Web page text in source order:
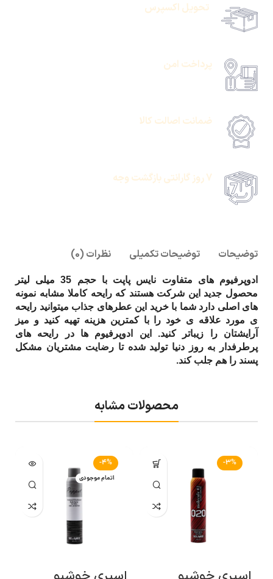
تحویل اکسپرس
پرداخت امن
ضمانت اصالت کالا
7 روز گارانتی بازگشت وجه
توضیحات توضیحات تکمیلی نظرات (0)
ادوپرفیوم های متفاوت نایس پاپت با حجم 35 میلی لیتر
محصول جدید این شرکت هستند که رایحه کاملا مشابه نمونه
های اصلی دارد شما با خرید این عطرهای جذاب میتوانید رایحه
ی مورد علاقه ی خود را با کمترین هزینه تهیه کنید و میز
آرایشتان را زیباتر کنید. این ادوپرفیوم ها در رایحه های
پرطرفدار به روز دنیا تولید شده تا رضایت مشتریان مشکل
پسند را هم جلب کند.
محصولات مشابه
-3%
-4%
اتمام موجودی